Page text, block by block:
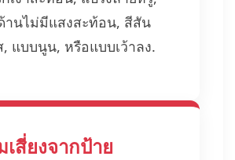
านไม่มีแสงสะท้อน, สีสัน
, แบบนูน, หรือแบบเว้าลง.
เสี่ยงจากป้าย